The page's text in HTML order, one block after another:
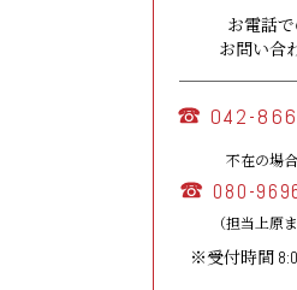
お電話で
お問い合
042-
不在の場
080-
（担当上原ま
※受付時間